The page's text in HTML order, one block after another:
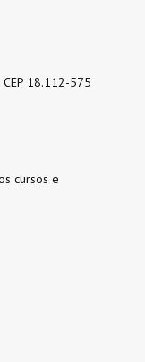
CEP 18.112-575
cursos e